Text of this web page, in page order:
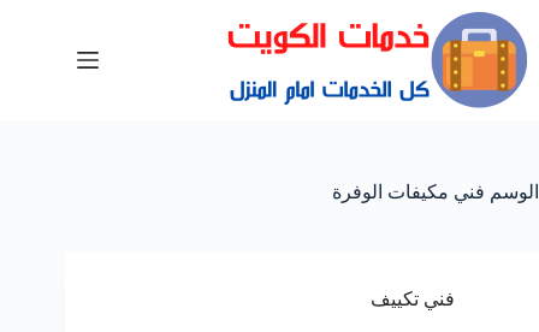
الوسم فني مكيفات الوفرة
فني تكييف